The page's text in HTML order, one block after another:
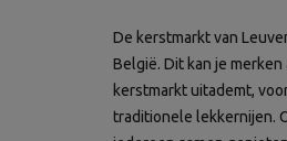
De kerstmarkt van
België. Dit kan je
kerstmarkt uitademt,
traditionele lekkernijen.